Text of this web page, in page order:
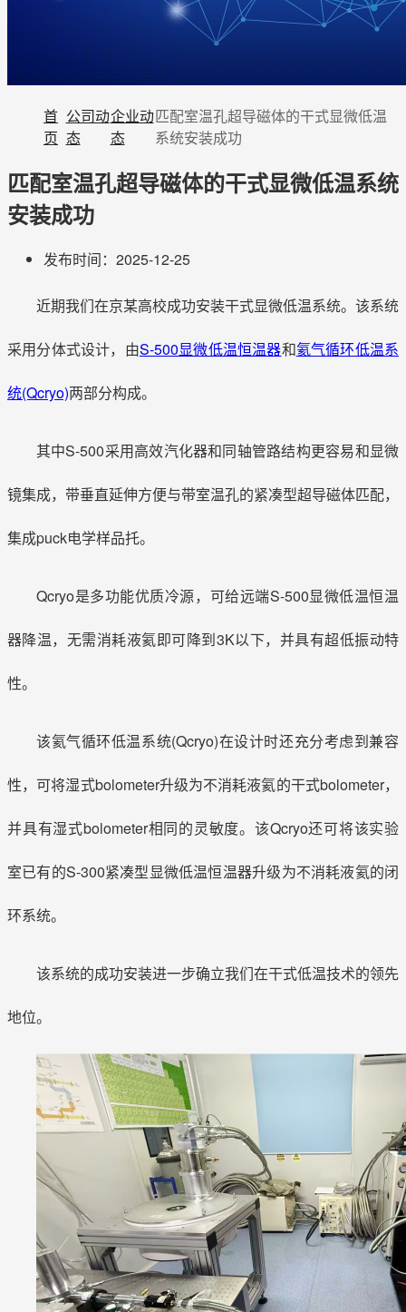
首
页
公司动
态
企业动
态
匹配室温孔超导磁体的干式显微低温
系统安装成功
匹配室温孔超导磁体的干式显微低温系统
安装成功
发布时间：2025-12-25
近期我们在京某高校成功安装干式显微低温系统。该系统
采用分体式设计，由S-500显微低温恒温器和氦气循环低温系
统(Qcryo)两部分构成。
其中S-500采用高效汽化器和同轴管路结构更容易和显微
镜集成，带垂直延伸方便与带室温孔的紧凑型超导磁体匹配，
集成puck电学样品托。
Qcryo是多功能优质冷源，可给远端S-500显微低温恒温
器降温，无需消耗液氦即可降到3K以下，并具有超低振动特
性。
该氦气循环低温系统(Qcryo)在设计时还充分考虑到兼容
性，可将湿式bolometer升级为不消耗液氦的干式bolometer，
并具有湿式bolometer相同的灵敏度。该Qcryo还可将该实验
室已有的S-300紧凑型显微低温恒温器升级为不消耗液氦的闭
环系统。
该系统的成功安装进一步确立我们在干式低温技术的领先
地位。